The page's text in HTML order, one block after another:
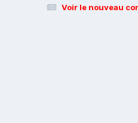
Voir le nouveau